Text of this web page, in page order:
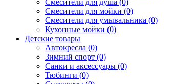
Смесители для мойки (0)
Смесители для умывальника (0)
Кухонные мойки (0)
Детские товары
Автокресла (0)
Зимний спорт (0)
Санки и аксессуары (0)
Тюбинги (0)